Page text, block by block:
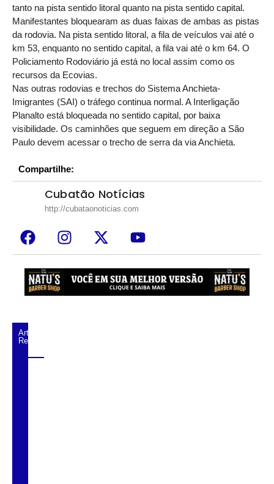
tanto na pista sentido litoral quanto na pista sentido capital.
Manifestantes bloquearam as duas faixas de ambas as pistas
da rodovia. Na pista sentido litoral, a fila de veículos vai até o
km 53, enquanto no sentido capital, a fila vai até o km 64. O
Policiamento Rodoviário já está no local assim como os
recursos da Ecovias.
Nas outras rodovias e trechos do Sistema Anchieta-
Imigrantes (SAI) o tráfego continua normal. A Interligação
Planalto está bloqueada no sentido capital, por baixa
visibilidade. Os caminhões que seguem em direção a São
Paulo devem acessar o trecho de serra da via Anchieta.
Compartilhe:
Cubatão Notícias
http://cubataonoticias.com
Artigos
Relacionados